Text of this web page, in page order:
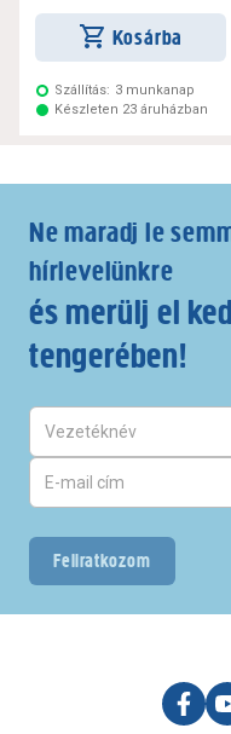
Kosárba
Szállítás: 3 munkanap
Készleten 23 áruházban
Ne maradj le
hírlevelünkre
és merülj el
tengerében!
Feliratkozom